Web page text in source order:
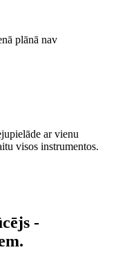
plānā nav
ar vienu
visos instrumentos.
-